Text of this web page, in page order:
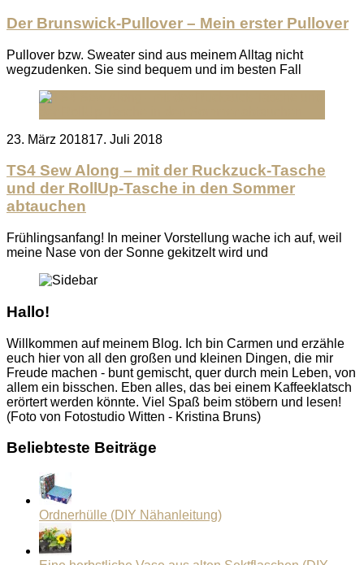
Der Brunswick-Pullover – Mein erster Pullover
Pullover bzw. Sweater sind aus meinem Alltag nicht
wegzudenken. Sie sind bequem und im besten Fall
Posted
23. März 201817. Juli 2018
TS4 Sew Along – mit der Ruckzuck-Tasche
und der RollUp-Tasche in den Sommer
abtauchen
Frühlingsanfang! In meiner Vorstellung wache ich auf, weil
meine Nase von der Sonne gekitzelt wird und
Hallo!
Willkommen auf meinem Blog. Ich bin Carmen und erzähle
euch hier von all den großen und kleinen Dingen, die mir
Freude machen - bunt gemischt, quer durch mein Leben, von
allem ein bisschen. Eben alles, das bei einem Kaffeeklatsch
erörtert werden könnte. Viel Spaß beim stöbern und lesen!
(Foto von Fotostudio Witten - Kristina Bruns)
Beliebteste Beiträge
Ordnerhülle (DIY Nähanleitung)